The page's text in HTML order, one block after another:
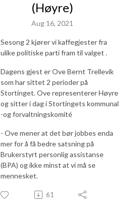
(Høyre)
Aug 16, 2021
Sesong 2 kjører vi kaffegjester fra
ulike politiske parti fram til valget .
Dagens gjest er Ove Bernt Trellevik
som har sittet 2 perioder på
Stortinget. Ove representerer Høyre
og sitter i dag i Stortingets kommunal
-og forvaltningskomité
- Ove mener at det bør jobbes enda
mer for å få bedre satsning på
Brukerstyrt personlig assistanse
(BPA) og ikke minst at vi må se
mennesket.
61